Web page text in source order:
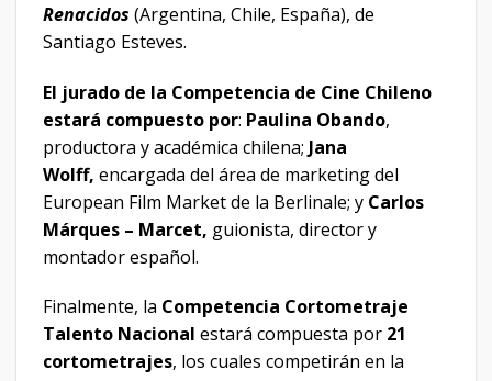
Renacidos (Argentina, Chile, España), de
Santiago Esteves.
El jurado de la Competencia de Cine Chileno
estará compuesto por: Paulina Obando,
productora y académica chilena; Jana
Wolff, encargada del área de marketing del
European Film Market de la Berlinale; y Carlos
Márques – Marcet, guionista, director y
montador español.
Finalmente, la Competencia Cortometraje
Talento Nacional estará compuesta por 21
cortometrajes, los cuales competirán en la